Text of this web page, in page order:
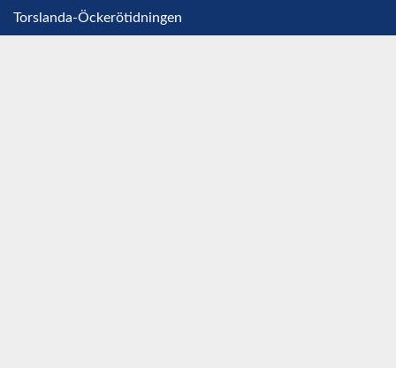
Torslanda-Öckerötidningen